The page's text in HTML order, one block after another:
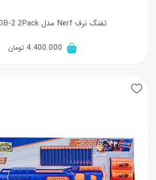
تفنگ نرف Nerf مدل Tiger DB-2 2Pack
4.400.000 تومان